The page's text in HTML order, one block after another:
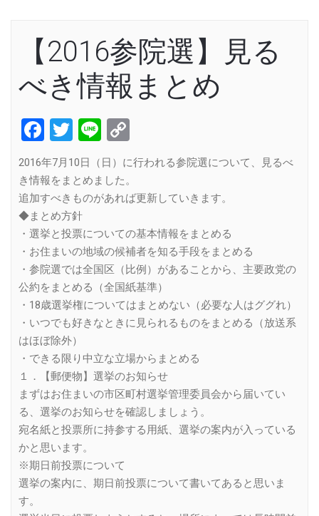
【2016参院選】見る
べき情報まとめ
Facebook
Twitter
Line
Link
2016年7月10日（日）に行われる参院選について、見るべ
き情報をまとめました。
追加すべきものがあれば更新していきます。
◆まとめ方針
・選挙と投票についての基本情報をまとめる
・お住まいの地域の候補者を知る手段をまとめる
・参院選では全国区（比例）があることから、主要政党の
公約をまとめる（全国紙基準）
・18歳選挙権についてはまとめない（必要な人はググれ）
・いつでも好きなときに見られるものをまとめる（放送系
はほぼ除外）
・できる限り中立な立場からまとめる
１．【郵便物】選挙のお知らせ
まずはお住まいの市区町村選挙管理委員会から届いてい
る、選挙のお知らせを確認しましょう。
宛名紙と投票所に持参する用紙、選挙の案内が入っている
かと思います。
※期日前投票について
選挙の案内に、期日前投票について書いてあると思いま
す。